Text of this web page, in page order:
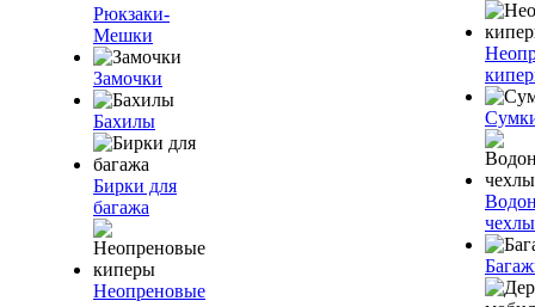
Рюкзаки-
Мешки
Замочки
Бахилы
Бирки для
багажа
Неопреновые